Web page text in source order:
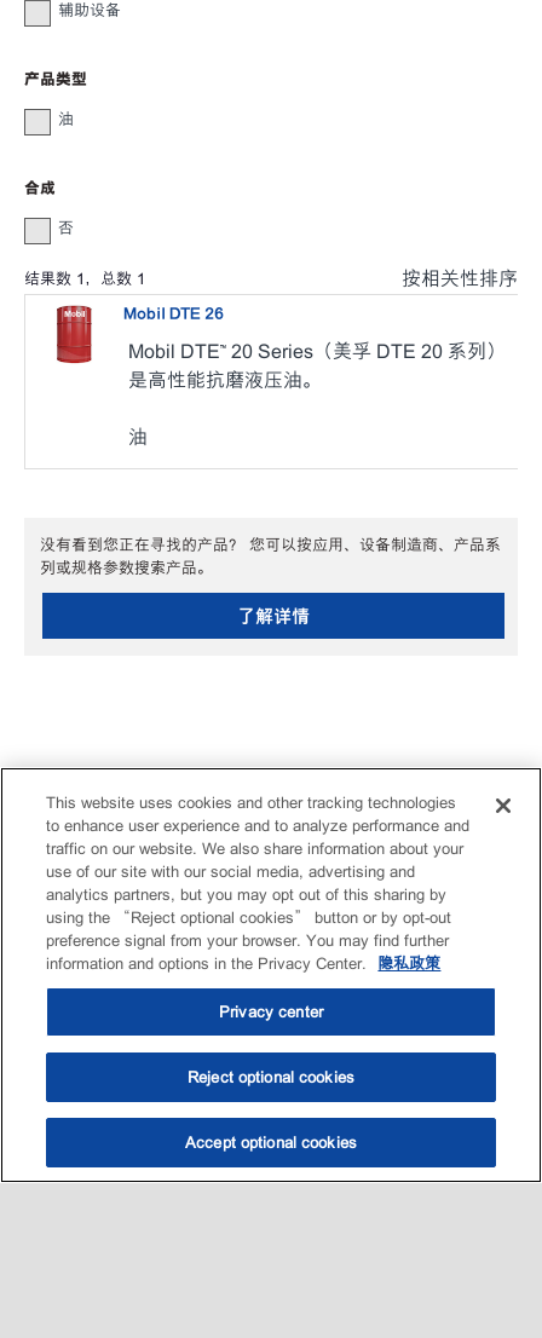
选油助手 查找门店
辅助设备
产品类型
油
合成
否
结果数 1 ，总数 1 按相关性排序
Mobil DTE 26
Mobil DTE™ 20 Series（美孚 DTE 20 系列）
是高性能抗磨液压油。
油
没有看到您正在寻找的产品？ 您可以按应用、设备制造商、产品系
列或规格参数搜索产品。
了解详情
This website uses cookies and other tracking technologies
to enhance user experience and to analyze performance and
traffic on our website. We also share information about your
use of our site with our social media, advertising and
analytics partners, but you may opt out of this sharing by
using the “Reject optional cookies” button or by opt-out
preference signal from your browser. You may find further
information and options in the Privacy Center.
隐私政策
Privacy center
Reject optional cookies
Accept optional cookies